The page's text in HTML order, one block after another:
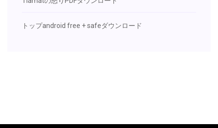
トップandroid free + safeダウンロード